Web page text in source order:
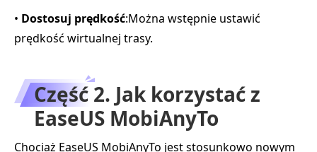
• Dostosuj prędkość:Można wstępnie ustawić
prędkość wirtualnej trasy.
Część 2. Jak korzystać z
EaseUS MobiAnyTo
Chociaż EaseUS MobiAnyTo jest stosunkowo nowym